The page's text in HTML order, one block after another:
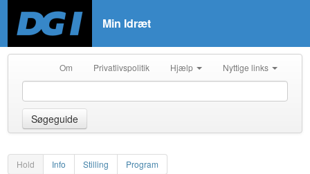
Min Idræt
Om Privatlivspolitik Hjælp Nyttige links
Søgeguide
Hold Info Stilling Program